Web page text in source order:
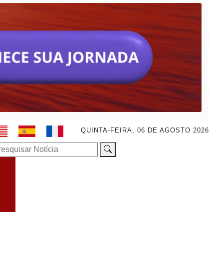
QUINTA-FEIRA, 06 DE AGOSTO 2026
Notícia